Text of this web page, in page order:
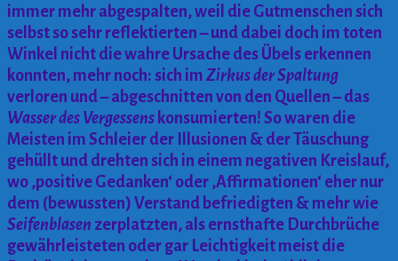
immer mehr abgespalten, weil die Gutmenschen sich
selbst so sehr reflektierten – und dabei doch im toten
Winkel nicht die wahre Ursache des Übels erkennen
konnten, mehr noch: sich im Zirkus der Spaltung
verloren und – abgeschnitten von den Quellen – das
Wasser des Vergessens konsumierten! So waren die
Meisten im Schleier der Illusionen & der Täuschung
gehüllt und drehten sich in einem negativen Kreislauf,
wo ‚positive Gedanken‘ oder ‚Affirmationen‘ eher nur
dem (bewussten) Verstand befriedigten & mehr wie
Seifenblasen zerplatzten, als ernsthafte Durchbrüche
gewährleisteten oder gar Leichtigkeit meist die